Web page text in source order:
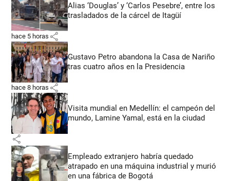
Alias ‘Douglas’ y ‘Carlos Pesebre’, entre los
trasladados de la cárcel de Itagüí
hace 5 horas share
Gustavo Petro abandona la Casa de Nariño
tras cuatro años en la Presidencia
hace 8 horas share
Visita mundial en Medellín: el campeón del
mundo, Lamine Yamal, está en la ciudad
share
Empleado extranjero habría quedado
atrapado en una máquina industrial y murió
en una fábrica de Bogotá